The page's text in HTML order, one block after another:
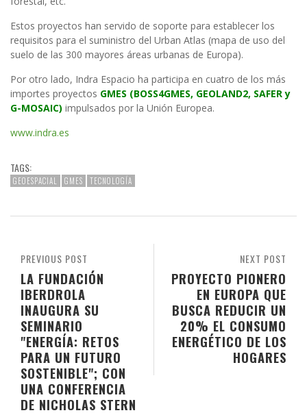
Estos proyectos han servido de soporte para establecer los
requisitos para el suministro del Urban Atlas (mapa de uso del
suelo de las 300 mayores áreas urbanas de Europa).
Por otro lado, Indra Espacio ha participa en cuatro de los más
importes proyectos GMES (BOSS4GMES, GEOLAND2, SAFER y
G-MOSAIC) impulsados por la Unión Europea.
www.indra.es
TAGS:
GEOESPACIAL GMES TECNOLOGÍA
NEXT POST
PROYECTO PIONERO
EN EUROPA QUE
BUSCA REDUCIR UN
20% EL CONSUMO
ENERGÉTICO DE LOS
HOGARES
PREVIOUS POST
LA FUNDACIÓN
IBERDROLA
INAUGURA SU
SEMINARIO
"ENERGÍA: RETOS
PARA UN FUTURO
SOSTENIBLE"; CON
UNA CONFERENCIA
DE NICHOLAS STERN